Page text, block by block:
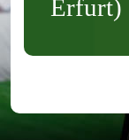
Erfurt)